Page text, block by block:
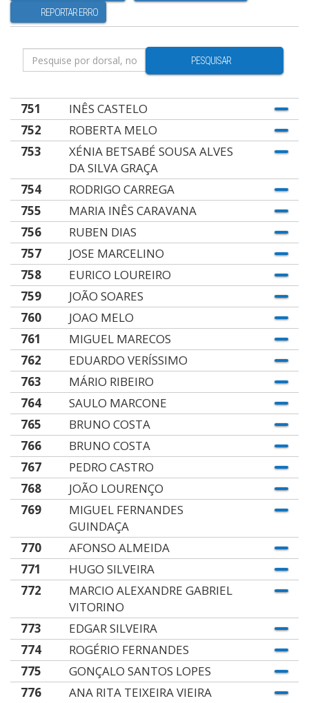
REPORTAR ERRO
PESQUISAR
751
INÊS CASTELO
752
ROBERTA MELO
753
XÉNIA BETSABÉ SOUSA ALVES
DA SILVA GRAÇA
754
RODRIGO CARREGA
755
MARIA INÊS CARAVANA
756
RUBEN DIAS
757
JOSE MARCELINO
758
EURICO LOUREIRO
759
JOÃO SOARES
760
JOAO MELO
761
MIGUEL MARECOS
762
EDUARDO VERÍSSIMO
763
MÁRIO RIBEIRO
764
SAULO MARCONE
765
BRUNO COSTA
766
BRUNO COSTA
767
PEDRO CASTRO
768
JOÃO LOURENÇO
769
MIGUEL FERNANDES
GUINDAÇA
770
AFONSO ALMEIDA
771
HUGO SILVEIRA
772
MARCIO ALEXANDRE GABRIEL
VITORINO
773
EDGAR SILVEIRA
774
ROGÉRIO FERNANDES
775
GONÇALO SANTOS LOPES
776
ANA RITA TEIXEIRA VIEIRA